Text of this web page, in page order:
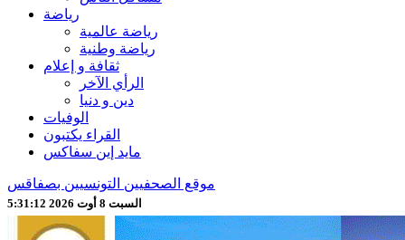
رياضة
رياضة عالمية
رياضة وطنية
ثقافة و إعلام
الرأي الآخر
دين و دنيا
الوفيات
القراء يكتبون
مايد إين سفاكس
موقع الصحفيين التونسيين بصفاقس
السبت 8 أوت 2026 5:31:14